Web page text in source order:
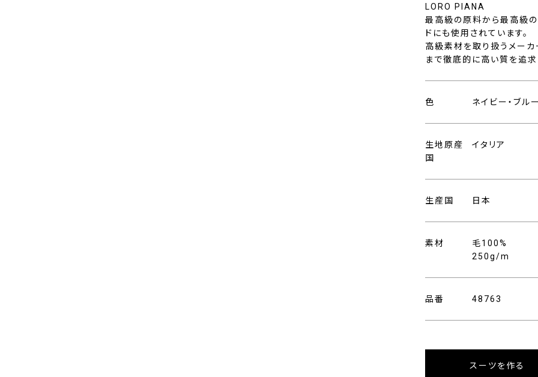
LORO PIANA
最高級の原料から最高級
ドにも使用されています。
高級素材を取り扱うメーカ
まで徹底的に高い質を追求
色 ネイビー・ブル
生地原産
国
イタリア
生産国 日本
素材
毛100%
250g/m
品番 48763
スーツを作る